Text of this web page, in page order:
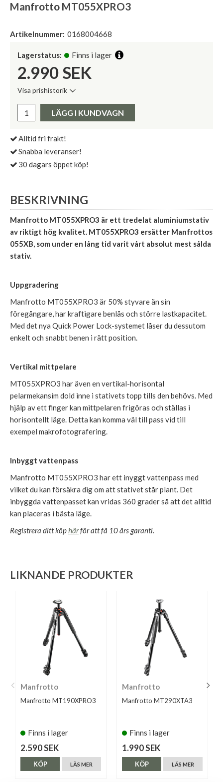
Manfrotto MT055XPRO3
Artikelnummer: 0168004668
Lagerstatus: Finns i lager
2.990 SEK
Visa prishistorik
Pris:
LÄGG I KUNDVAGN
Alltid fri frakt!
Snabba leveranser!
30 dagars öppet köp!
BESKRIVNING
Manfrotto MT055XPRO3 är ett tredelat aluminiumstativ
av riktigt hög kvalitet. MT055XPRO3 ersätter Manfrottos
055XB, som under en lång tid varit vårt absolut mest sålda
stativ.
Uppgradering
Manfrotto MT055XPRO3 är 50% styvare än sin
föregångare, har kraftigare benlås och större lastkapacitet.
Med det nya Quick Power Lock-systemet låser du dessutom
enkelt och snabbt benen i rätt position.
Vertikal mittpelare
MT055XPRO3 har även en vertikal-horisontal
pelarmekansim dold inne i stativets topp tills den behövs. Med
hjälp av ett finger kan mittpelaren frigöras och ställas i
horisontellt läge. Detta kan komma väl till pass vid till
exempel makrofotografering.
Inbyggt vattenpass
Manfrotto MT055XPRO3 har ett inyggt vattenpass med
vilket du kan försäkra dig om att stativet står plant. Det
inbyggda vattenpasset kan vridas 360 grader så att det alltid
kan placeras i bästa läge.
Registrera ditt köphärför att få 10 års garanti.
LIKNANDE PRODUKTER
Manfrotto
Manfrotto MT190XPRO3
Finns i lager
2.590 SEK
LÄS MER
KÖP
Manfrotto
Manfrotto MT290XTA3
Finns i lager
1.990 SEK
LÄS MER
KÖP